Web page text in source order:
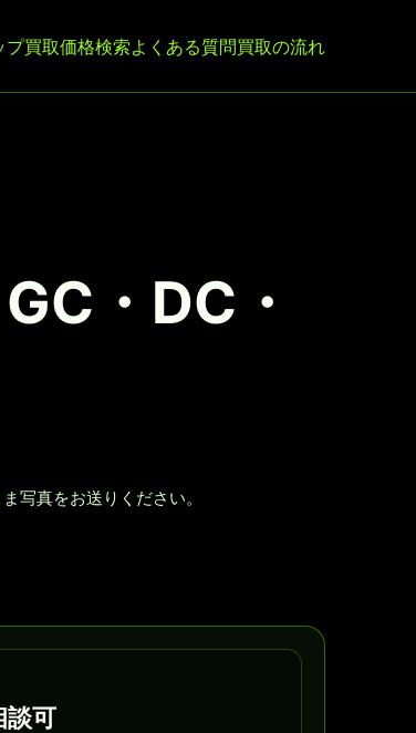
プ買取価格検索よくある質問買取の流れ
・DC・
写真をお送りください。
談可